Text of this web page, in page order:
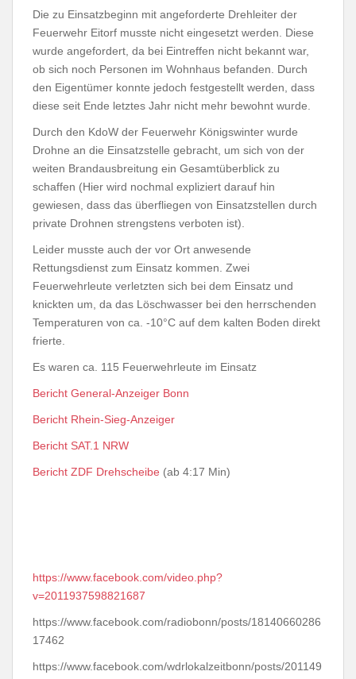
Die zu Einsatzbeginn mit angeforderte Drehleiter der
Feuerwehr Eitorf musste nicht eingesetzt werden. Diese
wurde angefordert, da bei Eintreffen nicht bekannt war,
ob sich noch Personen im Wohnhaus befanden. Durch
den Eigentümer konnte jedoch festgestellt werden, dass
diese seit Ende letztes Jahr nicht mehr bewohnt wurde.
Durch den KdoW der Feuerwehr Königswinter wurde
Drohne an die Einsatzstelle gebracht, um sich von der
weiten Brandausbreitung ein Gesamtüberblick zu
schaffen (Hier wird nochmal expliziert darauf hin
gewiesen, dass das überfliegen von Einsatzstellen durch
private Drohnen strengstens verboten ist).
Leider musste auch der vor Ort anwesende
Rettungsdienst zum Einsatz kommen. Zwei
Feuerwehrleute verletzten sich bei dem Einsatz und
knickten um, da das Löschwasser bei den herrschenden
Temperaturen von ca. -10°C auf dem kalten Boden direkt
frierte.
Es waren ca. 115 Feuerwehrleute im Einsatz
Bericht General-Anzeiger Bonn
Bericht Rhein-Sieg-Anzeiger
Bericht SAT.1 NRW
Bericht ZDF Drehscheibe (ab 4:17 Min)
https://www.facebook.com/video.php?
v=2011937598821687
https://www.facebook.com/radiobonn/posts/18140660286
17462
https://www.facebook.com/wdrlokalzeitbonn/posts/201149